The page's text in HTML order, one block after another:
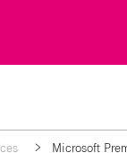
Microsoft